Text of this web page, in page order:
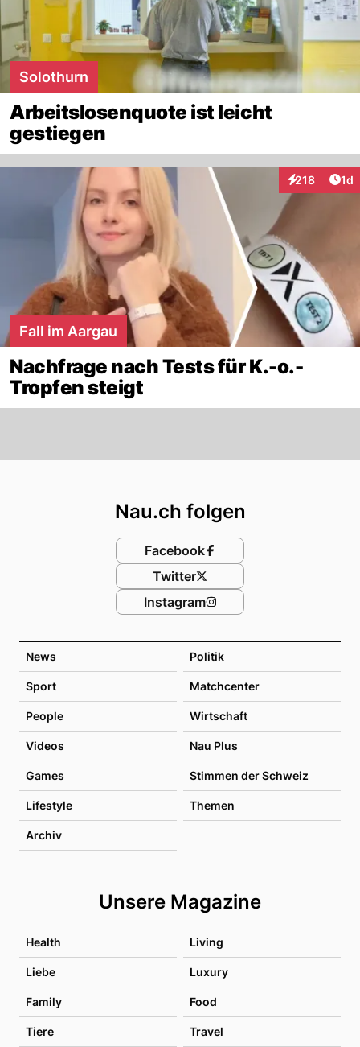
Solothurn
Arbeitslosenquote ist leicht
gestiegen
218
Interaktionen
1d
Fall im Aargau
Nachfrage nach Tests für K.-o.-
Tropfen steigt
News Politik
Sport Matchcenter
People Wirtschaft
Videos Nau Plus
Games Stimmen der Schweiz
Lifestyle Themen
Archiv
Unsere Magazine
Health Living
Liebe Luxury
Family Food
Tiere Travel
Nau.ch folgen
Facebook
Twitter
Instagram